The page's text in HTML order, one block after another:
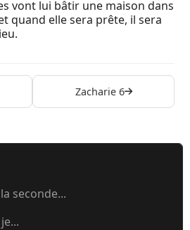
vont lui bâtir une maison dans
quand elle sera prête, il sera
Zacharie 6
seconde...